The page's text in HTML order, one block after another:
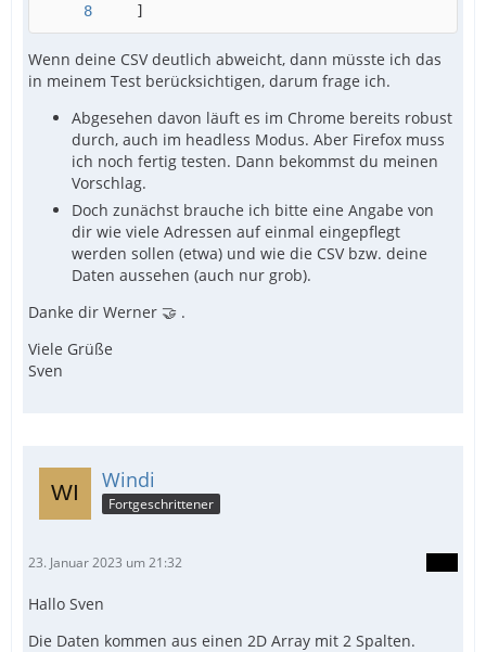
    ]
Wenn deine CSV deutlich abweicht, dann müsste ich das
in meinem Test berücksichtigen, darum frage ich.
Abgesehen davon läuft es im Chrome bereits robust
durch, auch im headless Modus. Aber Firefox muss
ich noch fertig testen. Dann bekommst du meinen
Vorschlag.
Doch zunächst brauche ich bitte eine Angabe von
dir wie viele Adressen auf einmal eingepflegt
werden sollen (etwa) und wie die CSV bzw. deine
Daten aussehen (auch nur grob).
Danke dir Werner 🤝 .
Viele Grüße
Sven
Windi
Fortgeschrittener
23. Januar 2023 um 21:32
Hallo Sven
Die Daten kommen aus einen 2D Array mit 2 Spalten.